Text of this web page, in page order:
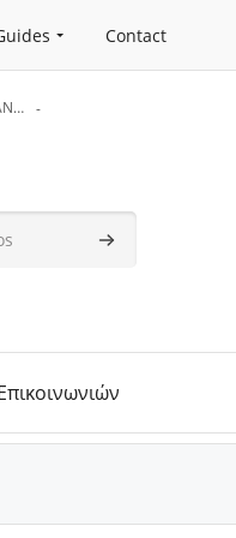
Contact
ΤΜΗΜΑ ΗΛΕΚΤΡΟΛΟΓΩΝ ΜΗΧΑΝΙΚΩΝ ΚΑΙ ΜΗΧΑΝΙΚΩΝ ΥΠΟΛΟΓΙΣΤΩΝ
Buscar cursos